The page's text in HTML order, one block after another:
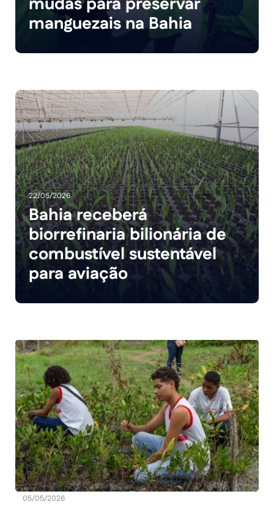
manguezais na Bahia
22/05/2026
Bahia receberá
biorrefinaria bilionária de
combustível sustentável
para aviação
05/05/2026